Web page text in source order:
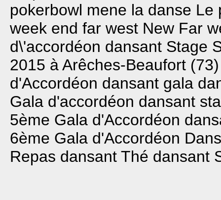
pokerbowl mene la danse Le
week end far west New Far
d\'accordéon dansant Stage
2015 à Arêches-Beaufort
d'Accordéon dansant gala
Gala d'accordéon dansant
5ème Gala d'Accordéon
6ème Gala d'Accordéon
Repas dansant Thé dansant